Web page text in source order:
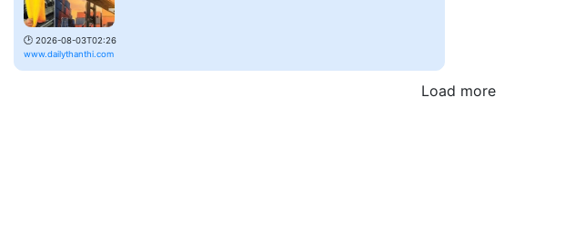
🕑 2026-08-03T02:26
www.dailythanthi.com
Load more